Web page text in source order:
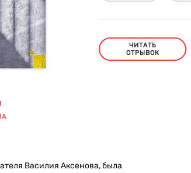
ЧИТАТЬ
ОТРЫВОК
Василия Аксенова, была